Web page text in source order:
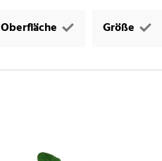
Oberfläche Größe